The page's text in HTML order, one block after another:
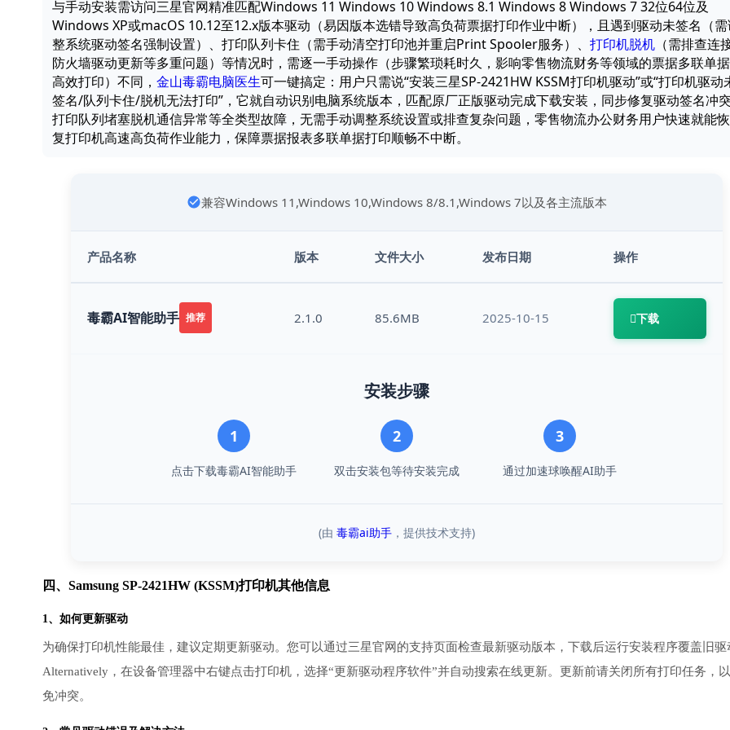
与手动安装需访问三星官网精准匹配Windows 11 Windows 10 Windows 8.1 Windows 8 Windows 7 32位64位及
Windows XP或macOS 10.12至12.x版本驱动（易因版本选错导致高负荷票据打印作业中断），且遇到驱动未签名（需
整系统驱动签名强制设置）、打印队列卡住（需手动清空打印池并重启Print Spooler服务）、 打印机脱机 （需排查连
防火墙驱动更新等多重问题）等情况时，需逐一手动操作（步骤繁琐耗时久，影响零售物流财务等领域的票据多联单据
高效打印）不同， 金山毒霸电脑医生可一键搞定：用户只需说“安装三星SP-2421HW KSSM打印机驱动”或“打印机驱动
签名/队列卡住/脱机无法打印”，它就自动识别电脑系统版本，匹配原厂正版驱动完成下载安装，同步修复驱动签名冲突
打印队列堵塞脱机通信异常等全类型故障，无需手动调整系统设置或排查复杂问题，零售物流办公财务用户快速就能恢
复打印机高速高负荷作业能力，保障票据报表多联单据打印顺畅不中断。
兼容Windows 11,Windows 10,Windows 8/8.1,Windows 7以及各主流版本
产品名称 版本 文件大小 发布日期 操作
毒霸AI智能助手 推荐 2.1.0 85.6MB 2025-10-15 下载
安装步骤
1
点击下载毒霸AI智能助手
2
双击安装包等待安装完成
3
通过加速球唤醒AI助手
(由 毒霸ai助手 ，提供技术支持)
四、Samsung SP-2421HW (KSSM)打印机其他信息
1、如何更新驱动
为确保打印机性能最佳，建议定期更新驱动。您可以通过三星官网的支持页面检查最新驱动版本，下载后运行安装程序覆盖旧驱
Alternatively，在设备管理器中右键点击打印机，选择“更新驱动程序软件”并自动搜索在线更新。更新前请关闭所有打印任务，
免冲突。